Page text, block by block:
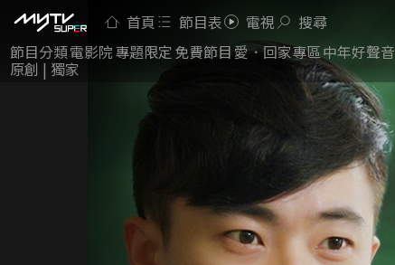
首頁 節目表 電視 搜尋
節目分類電影院專題限定 免費節目愛．回家專區中年好聲音
原創 | 獨家